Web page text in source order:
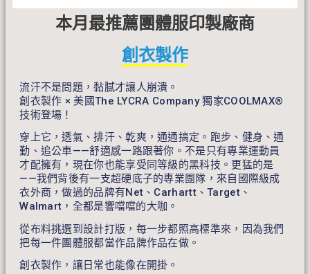
本月最推薦團體服印製廠商
創衣製作
流汗不是問題，黏膩才讓人崩潰。
創衣製作 × 美國The LYCRA Company 獨家COOLMAX®
技術登場！
穿上它，透氣、排汗、乾爽，通通搞定。跑步、健身、通
勤、追公車——舒適感一路跟著你。不是只有專業運動員
才配擁有，現在你也能享受同等級的黑科技。更猛的是
——我們背後有一支超硬底子的專業團隊，來自國際級成
衣外商，做過的品牌有Net、Carhartt、Target、
Walmart，全都是響噹噹的大咖。
從布料挑選到設計打版，每一步都照高標準來，因為我們
把每一件團體服都當作品牌作品在做。
創衣製作，讓日常也能像在開掛。